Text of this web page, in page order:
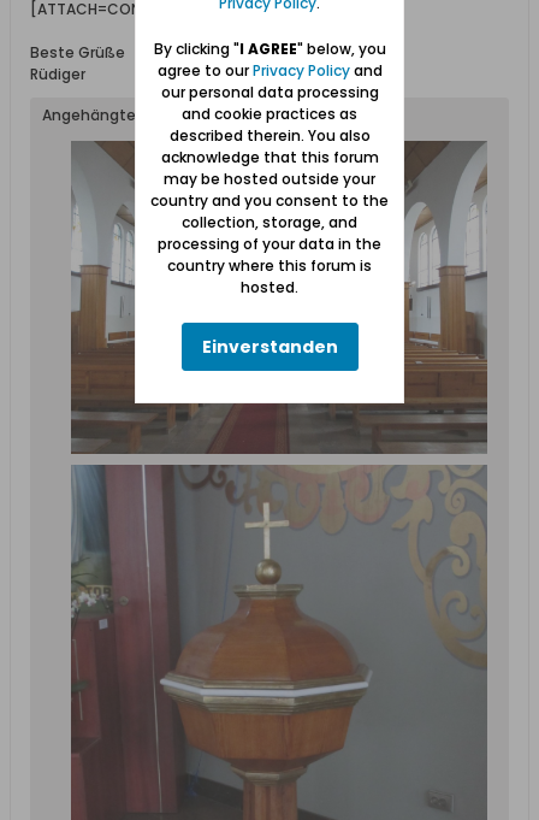
[ATTACH=CONFIG]18777[/ATTACH]
Beste Grüße
Rüdiger
Angehängte Dateien
By clicking "I AGREE" below, you
agree to ourPrivacy Policyand
our personal data processing
and cookie practices as
described therein. You also
acknowledge that this forum
may be hosted outside your
country and you consent to the
collection, storage, and
processing of your data in the
country where this forum is
hosted.
Einverstanden